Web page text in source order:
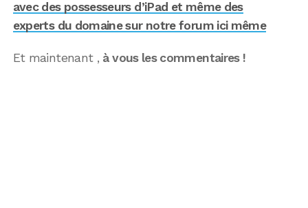
avec des possesseurs d’iPad et même des
experts du domaine sur notre forum ici même
Et maintenant , à vous les commentaires !